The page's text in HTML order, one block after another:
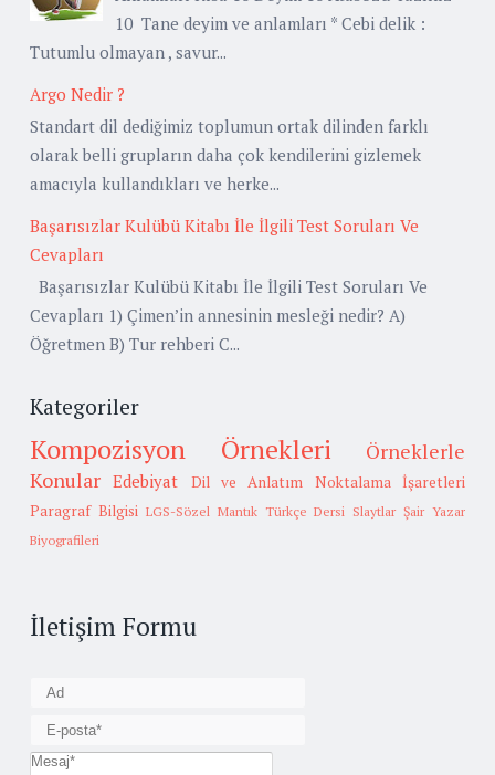
10 Tane deyim ve anlamları * Cebi delik :
Tutumlu olmayan , savur...
Argo Nedir ?
Standart dil dediğimiz toplumun ortak dilinden farklı
olarak belli grupların daha çok kendilerini gizlemek
amacıyla kullandıkları ve herke...
Başarısızlar Kulübü Kitabı İle İlgili Test Soruları Ve
Cevapları
Başarısızlar Kulübü Kitabı İle İlgili Test Soruları Ve
Cevapları 1) Çimen’in annesinin mesleği nedir? A)
Öğretmen B) Tur rehberi C...
Kategoriler
Kompozisyon Örnekleri
Örneklerle
Konular Edebiyat Dil ve Anlatım
Noktalama İşaretleri
Paragraf Bilgisi LGS-Sözel Mantık Türkçe Dersi Slaytlar Şair Yazar
Biyografileri
İletişim Formu